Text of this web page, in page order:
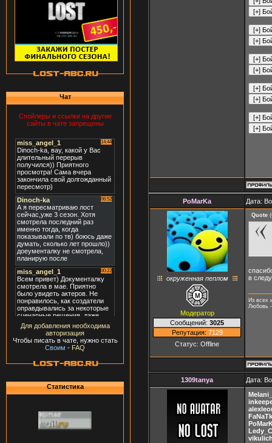
Чат
Спойлеры и ссылки на другие
сайты в чате запрещены
Для добавления необходима
авторизация
Чтобы писать в чате, нужно стать
Своим - FAQ
Статистика
PoMarKa Дата:
окруженная пеплом
Модератор
Сообщений: 3025
Репутация: 7129
Статус: Offline
Quote (
в
Из всех
Любовь
1309tanya Дата: